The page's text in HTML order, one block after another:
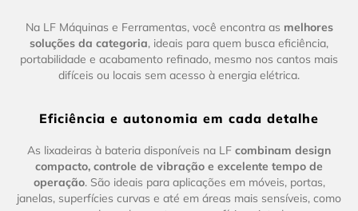
Na LF Máquinas e Ferramentas, você encontra as melhores
soluções da categoria, ideais para quem busca eficiência,
portabilidade e acabamento refinado, mesmo nos cantos mais
difíceis ou locais sem acesso à energia elétrica.
Eficiência e autonomia em cada detalhe
As lixadeiras à bateria disponíveis na LF combinam design
compacto, controle de vibração e excelente tempo de
operação. São ideais para aplicações em móveis, portas,
janelas, superfícies curvas e até em áreas mais sensíveis, como